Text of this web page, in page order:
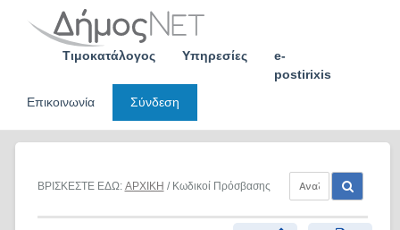
Τιμοκατάλογος Υπηρεσίες
e-
postirixis
Επικοινωνία
Σύνδεση
ΒΡΙΣΚΕΣΤΕ ΕΔΩ: ΑΡΧΙΚΗ / Κωδικοί Πρόσβασης